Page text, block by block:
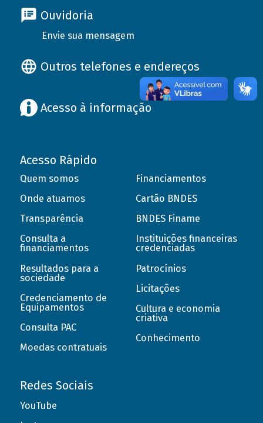
Ouvidoria
Envie sua mensagem
Outros telefones e endereços
Acesso à informação
Acesso Rápido
Quem somos
Onde atuamos
Transparência
Consulta a
financiamentos
Resultados para a
sociedade
Credenciamento de
Equipamentos
Consulta PAC
Moedas contratuais
Financiamentos
Cartão BNDES
BNDES Finame
Instituições financeiras
credenciadas
Patrocínios
Licitações
Cultura e economia
criativa
Conhecimento
Redes Sociais
YouTube